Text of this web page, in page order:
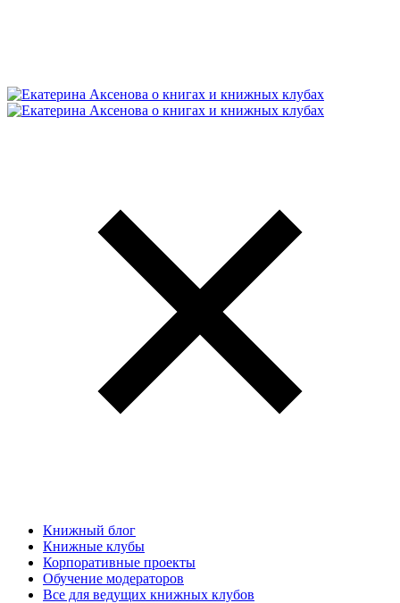
Книжный блог
Книжные клубы
Корпоративные проекты
Обучение модераторов
Все для ведущих книжных клубов